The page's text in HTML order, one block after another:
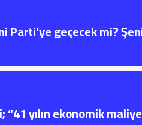
Parti’ye geçecek mi?
“41 yılın ekonomik